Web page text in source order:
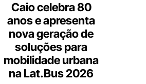
Caio celebra 80
anos e apresenta
nova geração de
soluções para
mobilidade urbana
na Lat.Bus 2026